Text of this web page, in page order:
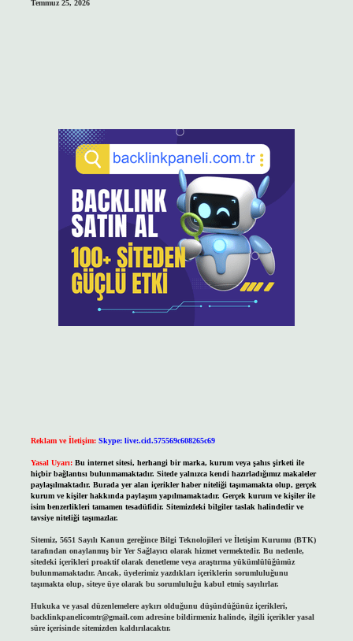
Temmuz 25, 2026
Reklam ve İletişim: Skype: live:.cid.575569c608265c69
Yasal Uyarı: Bu internet sitesi, herhangi bir marka, kurum veya şahıs şirketi ile
hiçbir bağlantısı bulunmamaktadır. Sitede yalnızca kendi hazırladığımız makaleler
paylaşılmaktadır. Burada yer alan içerikler haber niteliği taşımamakta olup, gerçek
kurum ve kişiler hakkında paylaşım yapılmamaktadır. Gerçek kurum ve kişiler ile
isim benzerlikleri tamamen tesadüfidir. Sitemizdeki bilgiler taslak halindedir ve
tavsiye niteliği taşımazlar.
Sitemiz, 5651 Sayılı Kanun gereğince Bilgi Teknolojileri ve İletişim Kurumu (BTK)
tarafından onaylanmış bir Yer Sağlayıcı olarak hizmet vermektedir. Bu nedenle,
sitedeki içerikleri proaktif olarak denetleme veya araştırma yükümlülüğümüz
bulunmamaktadır. Ancak, üyelerimiz yazdıkları içeriklerin sorumluluğunu
taşımakta olup, siteye üye olarak bu sorumluluğu kabul etmiş sayılırlar.
Hukuka ve yasal düzenlemelere aykırı olduğunu düşündüğünüz içerikleri,
backlinkpanelicomtr@gmail.comadresine bildirmeniz halinde, ilgili içerikler yasal
süre içerisinde sitemizden kaldırılacaktır.